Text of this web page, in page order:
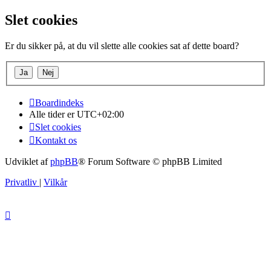
Slet cookies
Er du sikker på, at du vil slette alle cookies sat af dette board?
Boardindeks
Alle tider erUTC+02:00
Slet cookies
Kontakt os
Udviklet afphpBB® Forum Software © phpBB Limited
Privatliv | Vilkår